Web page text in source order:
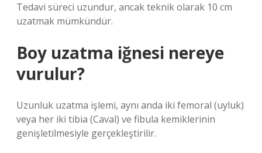
Tedavi süreci uzundur, ancak teknik olarak 10 cm
uzatmak mümkündür.
Boy uzatma iğnesi nereye
vurulur?
Uzunluk uzatma işlemi, aynı anda iki femoral (uyluk)
veya her iki tibia (Caval) ve fibula kemiklerinin
genişletilmesiyle gerçekleştirilir.